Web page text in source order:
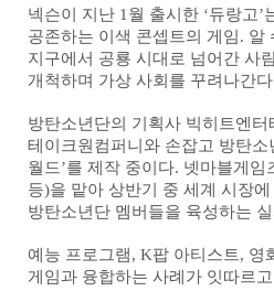
넥슨이 지난 1월 출시한 ‘듀랑고’
공존하는 이색 콘셉트의 게임. 알
지구에서 공룡 시대로 넘어간 사
개척하며 가상 사회를 꾸려나간
방탄소년단의 기획사 빅히트엔
테이크원컴퍼니와 손잡고 방탄소
월드’를 제작 중이다. 넷마블게
등)을 맡아 상반기 중 세계 시장
방탄소년단 멤버들을 육성하는
예능 프로그램, K팝 아티스트, 영
게임과 융합하는 사례가 잇따르